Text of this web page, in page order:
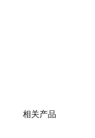
相关产品